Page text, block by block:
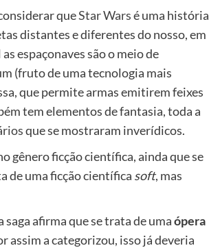
queStar Warsé uma história
distantes e diferentes do nosso, em
espaçonaves são o meio de
(fruto de uma tecnologia mais
que permite armas emitirem feixes
tem elementos de fantasia, toda a
que se mostraram inverídicos.
gênero ficção científica, ainda que se
de uma ficção científica soft, mas
afirma que se trata de umaópera
assim a categorizou, isso já deveria